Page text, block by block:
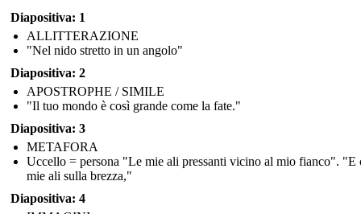
Diapositiva: 1
ALLITTERAZIONE
"Nel nido stretto in un angolo"
Diapositiva: 2
APOSTROPHE / SIMILE
"Il tuo mondo è così grande come la fate."
Diapositiva: 3
METAFORA
Uccello = persona "Le mie ali pressanti vicino al mio fianco". "E
mie ali sulla brezza,"
Diapositiva: 4